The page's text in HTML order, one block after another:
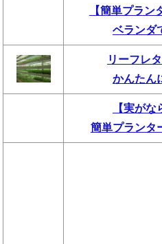
【簡単プラ
ベランダ
リーフレ
かんたん
【実がな
簡単プランタ